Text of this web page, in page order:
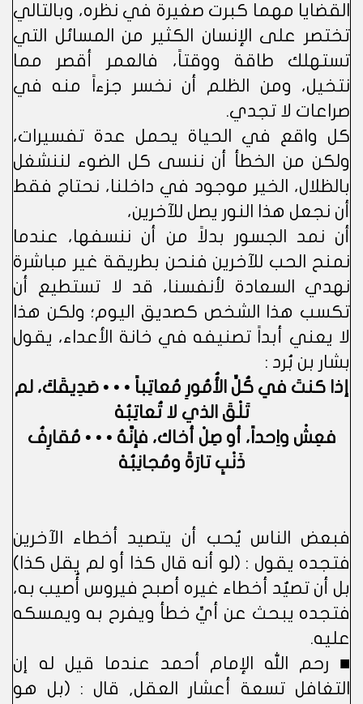
القضايا مهما كبرت صغيرة في نظره، وبالتالي
تختصر على الإنسان الكثير من المسائل التي
تستهلك طاقة ووقتاً، فالعمر أقصر مما
نتخيل، ومن الظلم أن نخسر جزءاً منه في
صراعات لا تجدي.
كل واقع في الحياة يحمل عدة تفسيرات،
ولكن من الخطأ أن ننسى كل الضوء لننشغل
بالظلال، الخير موجود في داخلنا، نحتاج فقط
أن نجعل هذا النور يصل للآخرين،
أن نمد الجسور بدلاً من أن ننسفها، عندما
نمنح الحب للآخرين فنحن بطريقة غير مباشرة
نهدي السعادة لأنفسنا، قد لا تستطيع أن
تكسب هذا الشخص كصديق اليوم؛ ولكن هذا
لا يعني أبداً تصنيفه في خانة الأعداء، يقول
بشار بن بُرد :
إذا كنتَ في كُلِّ الأُمُورِ مُعاتِباً • • • صَدِيقَكَ، لم
تَلْقَ الذي لا تُعاتِبُهْ
فعِشْ واِحداً، أو صِلْ أخاك، فإنَّهُ • • • مُقارِفُ
ذَنْبٍ تارَةً ومُجانِبُهْ
فبعض الناس يُحب أن يتصيد أخطاء الآخرين
فتجده يقول : (لو أنه قال كذا أو لم يقل كذا)
بل أن تصيٌد أخطاء غيره أصبح فيروس أُصيب به،
فتجده يبحث عن أيِّ خطأ ويفرح به ويمسكه
عليه.
■ رحم الله الإمام أحمد عندما قيل له إن
التغافل تسعة أعشار العقل, قال : (بل هو